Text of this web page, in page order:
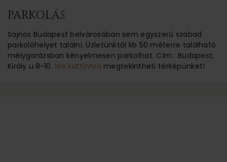
PARKOLÁS
Sajnos Budapest belvárosában sem egyszerű szabad
parkolóhelyet találni. Üzletünktől kb 50 méterre található
mélygarázsban kényelmesen parkolhat. Cím : Budapest,
Király u.8-10. Ide kattintva megtekintheti térképünket!